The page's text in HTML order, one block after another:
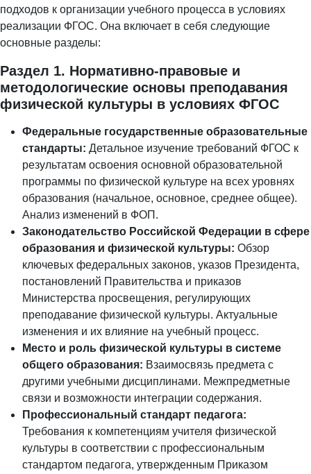
подходов к организации учебного процесса в условиях
реализации ФГОС. Она включает в себя следующие
основные разделы:
Раздел 1. Нормативно-правовые и
методологические основы преподавания
физической культуры в условиях ФГОС
Федеральные государственные образовательные
стандарты: Детальное изучение требований ФГОС к
результатам освоения основной образовательной
программы по физической культуре на всех уровнях
образования (начальное, основное, среднее общее).
Анализ изменений в ФОП.
Законодательство Российской Федерации в сфере
образования и физической культуры: Обзор
ключевых федеральных законов, указов Президента,
постановлений Правительства и приказов
Министерства просвещения, регулирующих
преподавание физической культуры. Актуальные
изменения и их влияние на учебный процесс.
Место и роль физической культуры в системе
общего образования: Взаимосвязь предмета с
другими учебными дисциплинами. Межпредметные
связи и возможности интеграции содержания.
Профессиональный стандарт педагога:
Требования к компетенциям учителя физической
культуры в соответствии с профессиональным
стандартом педагога, утвержденным Приказом